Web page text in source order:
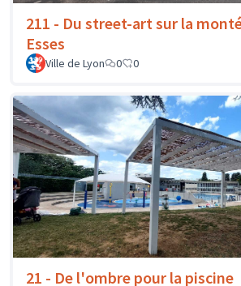
211 - Du street-art sur la
Esses
Ville de Lyon 0 0
21 - De l'ombre pour la piscine